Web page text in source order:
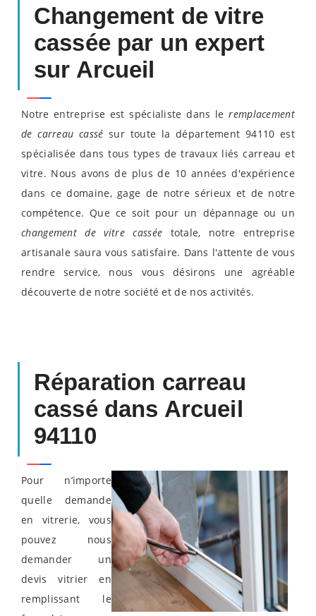
Changement de vitre
cassée par un expert
sur Arcueil
Notre entreprise est spécialiste dans leremplacement
de carreau cassé sur toute la département 94110 est
spécialisée dans tous types de travaux liés carreau et
vitre. Nous avons de plus de 10 années d'expérience
dans ce domaine, gage de notre sérieux et de notre
compétence. Que ce soit pour un dépannage ou un
changement de vitre cassée totale, notre entreprise
artisanale saura vous satisfaire. Dans l'attente de vous
rendre service, nous vous désirons une agréable
découverte de notre société et de nos activités.
Réparation carreau
cassé dans Arcueil
94110
Pour n’importe
quelle demande
en vitrerie, vous
pouvez nous
demander un
devis vitrier en
remplissant le